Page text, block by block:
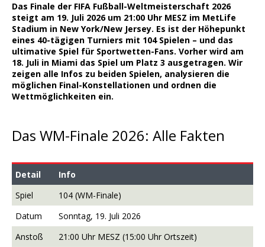
Das Finale der FIFA Fußball-Weltmeisterschaft 2026
steigt am 19. Juli 2026 um 21:00 Uhr MESZ im MetLife
Stadium in New York/New Jersey. Es ist der Höhepunkt
eines 40-tägigen Turniers mit 104 Spielen – und das
ultimative Spiel für Sportwetten-Fans. Vorher wird am
18. Juli in Miami das Spiel um Platz 3 ausgetragen. Wir
zeigen alle Infos zu beiden Spielen, analysieren die
möglichen Final-Konstellationen und ordnen die
Wettmöglichkeiten ein.
Das WM-Finale 2026: Alle Fakten
Detail
Info
Spiel
104 (WM-Finale)
Datum
Sonntag, 19. Juli 2026
Anstoß
21:00 Uhr MESZ (15:00 Uhr Ortszeit)